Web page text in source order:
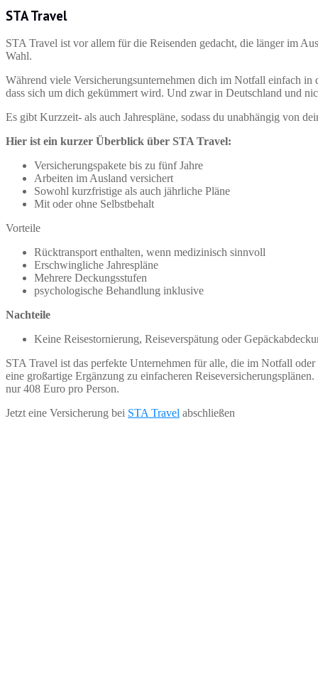
STA Travel
STA Travel ist vor allem für die Reisenden gedacht, die länger im
Wahl.
Während viele Versicherungsunternehmen dich im Notfall einfach in
dass sich um dich gekümmert wird. Und zwar in Deutschland und
Es gibt Kurzzeit- als auch Jahrespläne, sodass du unabhängig von
Hier ist ein kurzer Überblick über STA Travel:
Versicherungspakete bis zu fünf Jahre
Arbeiten im Ausland versichert
Sowohl kurzfristige als auch jährliche Pläne
Mit oder ohne Selbstbehalt
Vorteile
Rücktransport enthalten, wenn medizinisch sinnvoll
Erschwingliche Jahrespläne
Mehrere Deckungsstufen
psychologische Behandlung inklusive
Nachteile
Keine Reisestornierung, Reiseverspätung oder
STA Travel ist das perfekte Unternehmen für alle, die im Notfall
eine großartige Ergänzung zu einfacheren
nur 408 Euro pro Person.
Jetzt eine Versicherung bei STA Travel abschließen